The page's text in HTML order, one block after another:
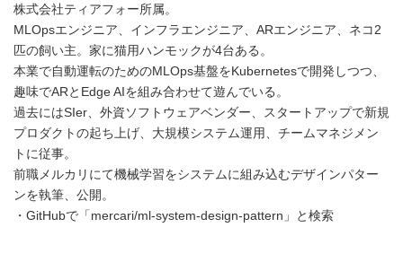
株式会社ティアフォー所属。
MLOpsエンジニア、インフラエンジニア、ARエンジニア、ネコ2
匹の飼い主。家に猫用ハンモックが4台ある。
本業で自動運転のためのMLOps基盤をKubernetesで開発しつつ、
趣味でARとEdge AIを組み合わせて遊んでいる。
過去にはSIer、外資ソフトウェアベンダー、スタートアップで新規
プロダクトの起ち上げ、大規模システム運用、チームマネジメン
トに従事。
前職メルカリにて機械学習をシステムに組み込むデザインパター
ンを執筆、公開。
・GitHubで「mercari/ml-system-design-pattern」と検索